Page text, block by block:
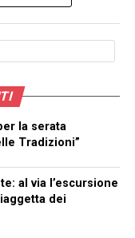
la serata
Tradizioni”
al via l’escursione
dei